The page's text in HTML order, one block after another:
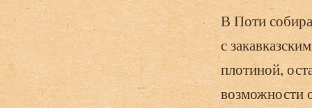
В Поти
с
плотиной,
возможности